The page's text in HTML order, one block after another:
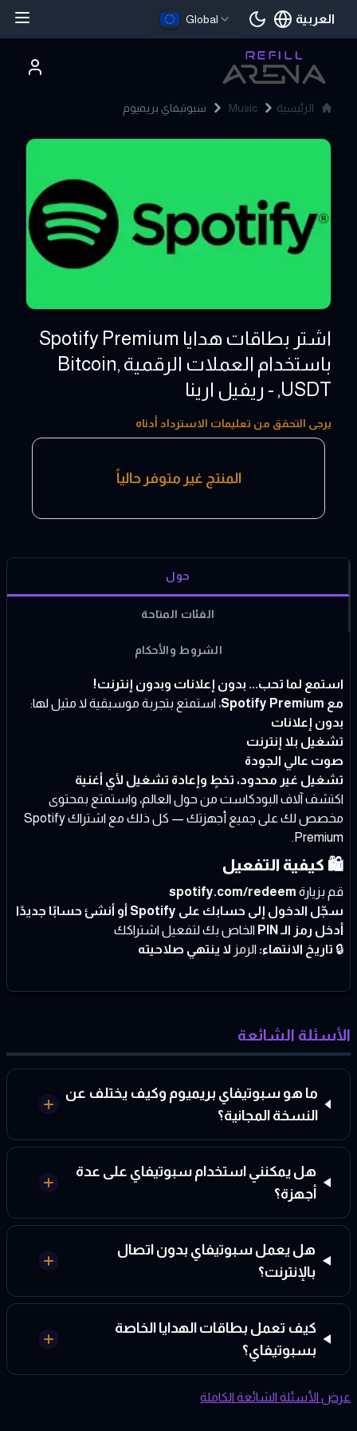
Global العربية
اللغة الحالية
الرئيسية Music سبوتيفاي بريميوم
اشتر بطاقات هدايا Spotify Premium
باستخدام العملات الرقمية ,Bitcoin
,USDT - ريفيل ارينا
10 - 100 USD
يرجى التحقق من تعليمات الاسترداد أدناه
المنتج غير متوفر حالياً
حول
الفئات المتاحة
الشروط والأحكام
استمع لما تحب... بدون إعلانات وبدون إنترنت!
مع Spotify Premium
، استمتع بتجربة موسيقية لا مثيل لها:
بدون إعلانات
تشغيل بلا إنترنت
صوت عالي الجودة
تشغيل غير محدود، تخطٍ وإعادة تشغيل لأي أغنية
اكتشف آلاف البودكاست من حول العالم، واستمتع بمحتوى
مخصص لك على جميع أجهزتك — كل ذلك مع اشتراك Spotify
Premium.
🛍️ كيفية التفعيل
قم بزيارة spotify.com/redeem
سجّل الدخول إلى حسابك على Spotify أو أنشئ حسابًا جديدًا
أدخل رمز الـ PIN
الخاص بك لتفعيل اشتراكك
🔒 تاريخ الانتهاء: الرمز لا ينتهي صلاحيته
الأسئلة الشائعة
ما هو سبوتيفاي بريميوم وكيف يختلف عن
النسخة المجانية؟
هل يمكنني استخدام سبوتيفاي على عدة
أجهزة؟
هل يعمل سبوتيفاي بدون اتصال
بالإنترنت؟
كيف تعمل بطاقات الهدايا الخاصة
بسبوتيفاي؟
عرض الأسئلة الشائعة الكاملة